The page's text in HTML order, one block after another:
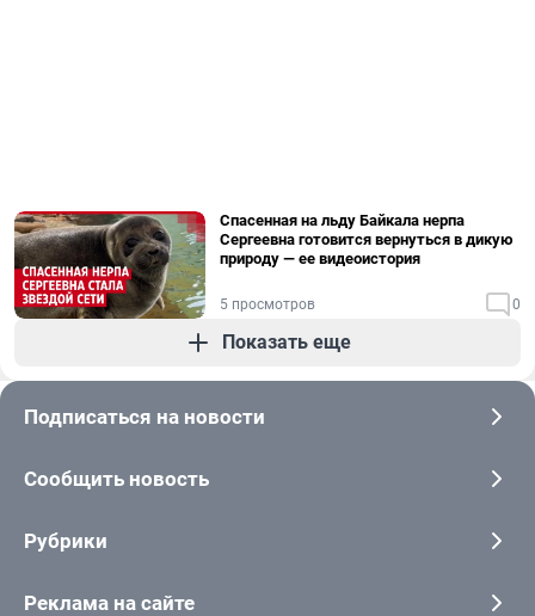
Спасенная на льду Байкала нерпа
Сергеевна готовится вернуться в дикую
природу — ее видеоистория
5 просмотров 0
Показать еще
Подписаться на новости
Сообщить новость
Рубрики
Реклама на сайте